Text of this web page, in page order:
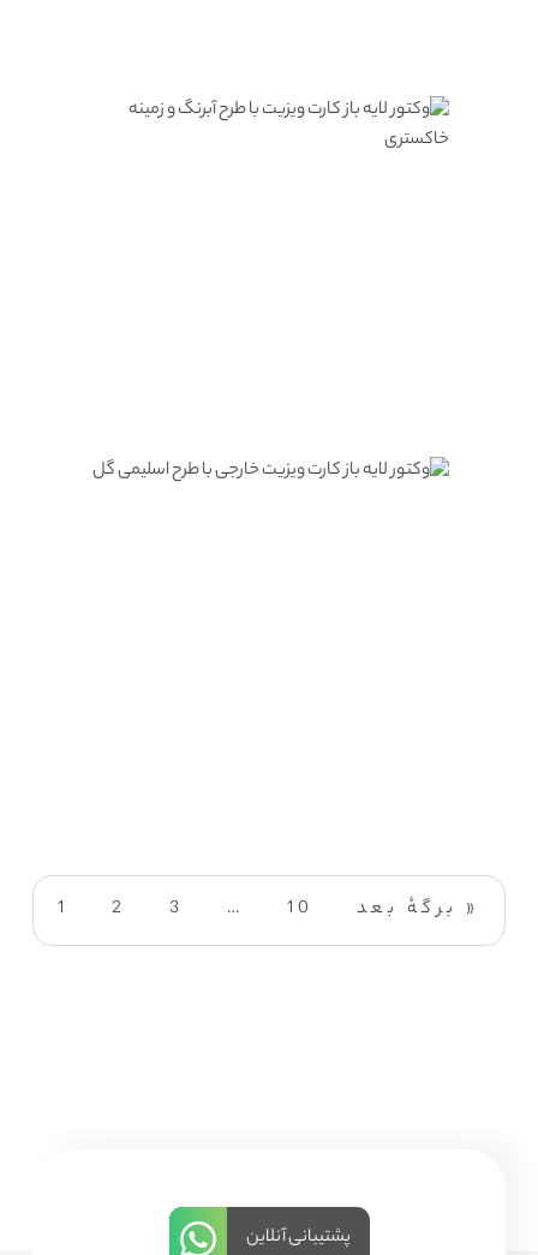
1 2 3 … 10 برگهٔ بعد »
پشتیبانی آنلاین